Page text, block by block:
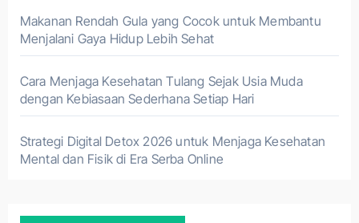
Makanan Rendah Gula yang Cocok untuk Membantu
Menjalani Gaya Hidup Lebih Sehat
Cara Menjaga Kesehatan Tulang Sejak Usia Muda
dengan Kebiasaan Sederhana Setiap Hari
Strategi Digital Detox 2026 untuk Menjaga Kesehatan
Mental dan Fisik di Era Serba Online